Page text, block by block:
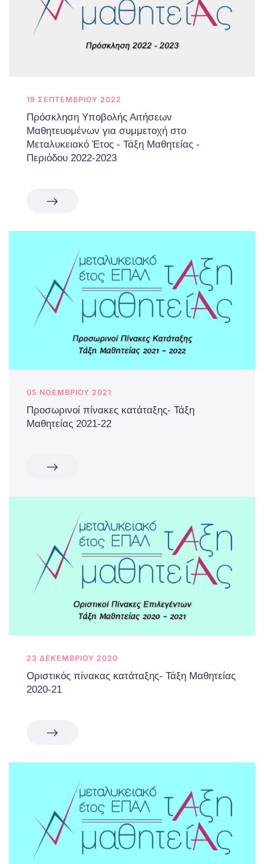
19 ΣΕΠΤΕΜΒΡΊΟΥ 2022
Πρόσκληση Υποβολής Αιτήσεων
Μαθητευομένων για συμμετοχή στο
Μεταλυκειακό Έτος - Τάξη Μαθητείας -
Περιόδου 2022-2023
05 ΝΟΕΜΒΡΊΟΥ 2021
Προσωρινοί πίνακες κατάταξης- Τάξη
Μαθητείας 2021-22
23 ΔΕΚΕΜΒΡΊΟΥ 2020
Οριστικός πίνακας κατάταξης- Τάξη Μαθητείας
2020-21